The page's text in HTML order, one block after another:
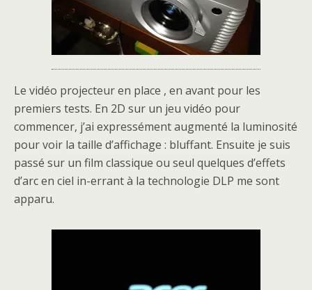
Le vidéo projecteur en place , en avant pour les
premiers tests. En 2D sur un jeu vidéo pour
commencer, j’ai expressément augmenté la luminosité
pour voir la taille d’affichage : bluffant. Ensuite je suis
passé sur un film classique ou seul quelques d’effets
d’arc en ciel in-errant à la technologie DLP me sont
apparu.